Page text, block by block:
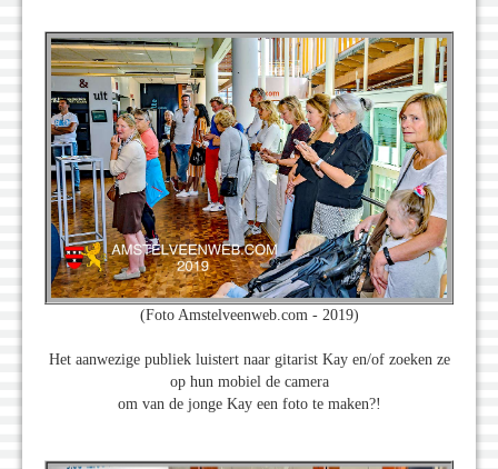
(Foto Amstelveenweb.com - 2019)
Het aanwezige publiek luistert naar gitarist Kay en/of zoeken ze
op hun mobiel de camera
om van de jonge Kay een foto te maken?!